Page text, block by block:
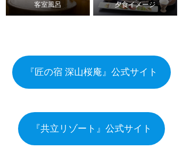
客室風呂 夕食イメージ
『匠の宿 深山桜庵』公式サイト
『共立リゾート』公式サイト